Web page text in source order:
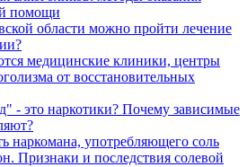
помощи
области можно пройти лечение
медицинские клиники, центры
от восстановительных
- это наркотики? Почему зависимые
наркомана, употребляющего соль
Признаки и последствия солевой